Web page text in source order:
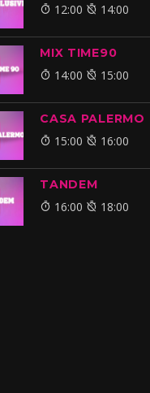
12:00 14:00
MIX TIME90
14:00 15:00
CASA PALERMO
15:00 16:00
TANDEM
16:00 18:00